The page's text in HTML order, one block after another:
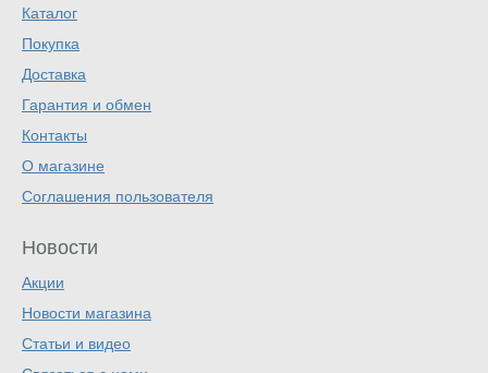
Каталог
Покупка
Доставка
Гарантия и обмен
Контакты
О магазине
Соглашения пользователя
Новости
Акции
Новости магазина
Статьи и видео